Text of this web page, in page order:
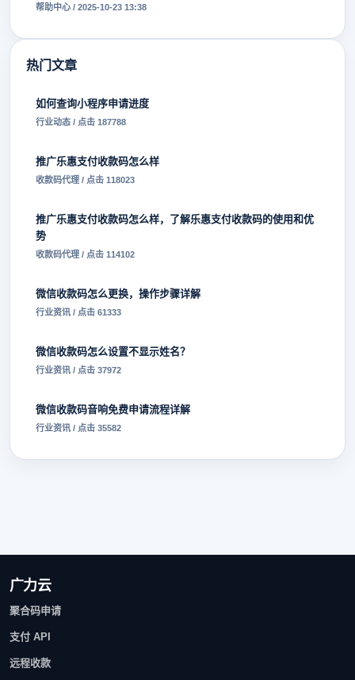
帮助中心 / 2025-10-23 13:38
热门文章
如何查询小程序申请进度
行业动态 / 点击 187788
推广乐惠支付收款码怎么样
收款码代理 / 点击 118023
推广乐惠支付收款码怎么样，了解乐惠支付收款码的使用和优
势
收款码代理 / 点击 114102
微信收款码怎么更换，操作步骤详解
行业资讯 / 点击 61333
微信收款码怎么设置不显示姓名？
行业资讯 / 点击 37972
微信收款码音响免费申请流程详解
行业资讯 / 点击 35582
广力云
聚合码申请
支付 API
远程收款